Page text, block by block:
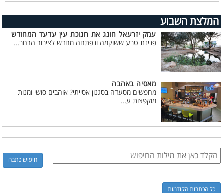
המלצת השבוע
עמק יזרעאל חוגג את חנוכת עין עדעד המחודש
פנינת טבע ששוקמה ונפתחה מחדש לציבור הרחב...
מאסיה באהבה
מחפשים מסעדה בסגנון אסייתי? אוהבים סושי ומנות
מוקפצות ע...
כל הכתבות הקודמות